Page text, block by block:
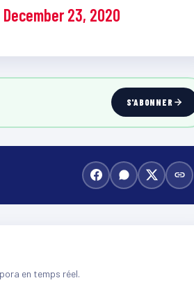
December 23, 2020
S'ABONNER
en temps réel.